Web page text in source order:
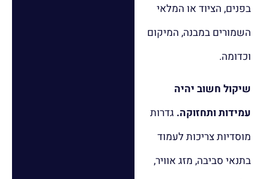
בפנים, הציוד או המלאי
השמורים במבנה, המיקום
וכדומה.
שיקול חשוב יהיה
עמידות ותחזוקה. גדרות
מוסדיות צריכות לעמוד
בתנאי סביבה, מזג אוויר,